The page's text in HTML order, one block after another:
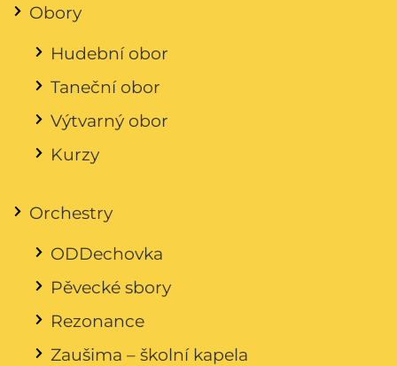
Obory
Hudební obor
Taneční obor
Výtvarný obor
Kurzy
Orchestry
ODDechovka
Pěvecké sbory
Rezonance
Zaušima – školní kapela